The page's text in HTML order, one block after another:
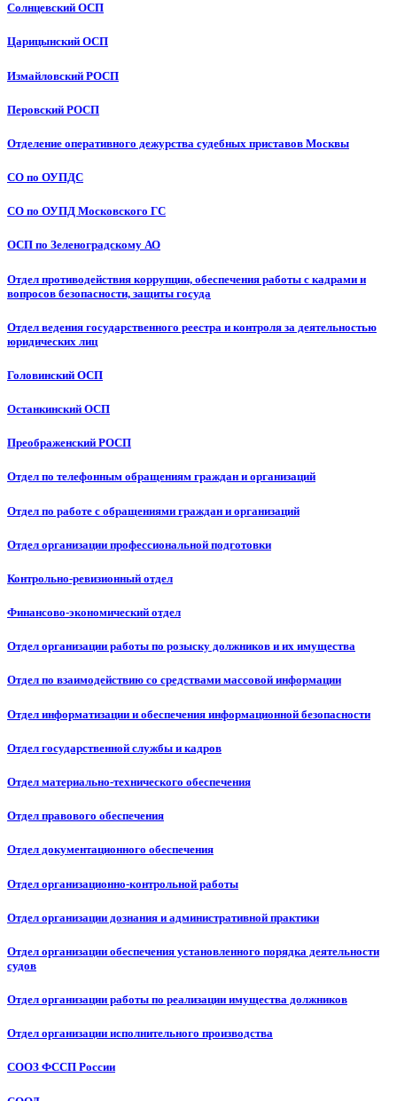
Солнцевский ОСП
Царицынский ОСП
Измайловский РОСП
Перовский РОСП
Отделение оперативного дежурства судебных приставов Москвы
СО по ОУПДС
СО по ОУПД Московского ГС
ОСП по Зеленоградскому АО
Отдел противодействия коррупции, обеспечения работы с кадрами и
вопросов безопасности, защиты госуда
Отдел ведения государственного реестра и контроля за деятельностью
юридических лиц
Головинский ОСП
Останкинский ОСП
Преображенский РОСП
Отдел по телефонным обращениям граждан и организаций
Отдел по работе с обращениями граждан и организаций
Отдел организации профессиональной подготовки
Контрольно-ревизионный отдел
Финансово-экономический отдел
Отдел организации работы по розыску должников и их имущества
Отдел по взаимодействию со средствами массовой информации
Отдел информатизации и обеспечения информационной безопасности
Отдел государственной службы и кадров
Отдел материально-технического обеспечения
Отдел правового обеспечения
Отдел документационного обеспечения
Отдел организационно-контрольной работы
Отдел организации дознания и административной практики
Отдел организации обеспечения установленного порядка деятельности
судов
Отдел организации работы по реализации имущества должников
Отдел организации исполнительного производства
СООЗ ФССП России